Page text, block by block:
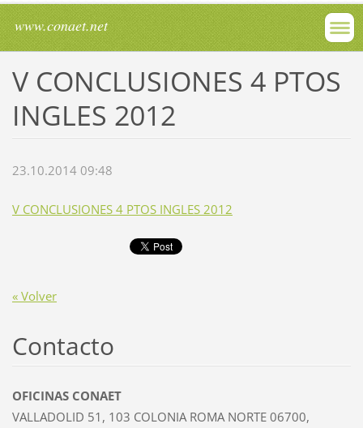
www.conaet.net
V CONCLUSIONES 4 PTOS
INGLES 2012
23.10.2014 09:48
V CONCLUSIONES 4 PTOS INGLES 2012
« Volver
Contacto
OFICINAS CONAET
VALLADOLID 51, 103 COLONIA ROMA NORTE 06700,